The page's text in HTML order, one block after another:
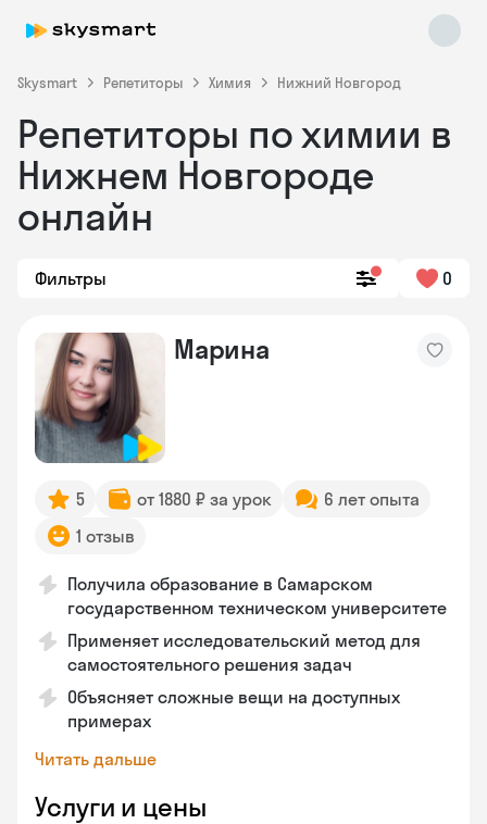
Skysmart Репетиторы Химия Нижний Новгород
Репетиторы по химии в
Нижнем Новгороде
онлайн
Фильтры 0
Марина
5 от 1880 ₽ за урок
6 лет опыта
1 отзыв
Получила образование в Самарском
государственном техническом университете
Применяет исследовательский метод для
самостоятельного решения задач
Объясняет сложные вещи на доступных
примерах
Читать дальше
Услуги и цены
Skysmart Chat